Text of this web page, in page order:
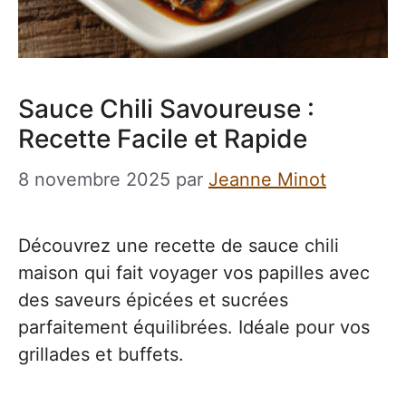
Sauce Chili Savoureuse :
Recette Facile et Rapide
8 novembre 2025 par Jeanne Minot
Découvrez une recette de sauce chili
maison qui fait voyager vos papilles avec
des saveurs épicées et sucrées
parfaitement équilibrées. Idéale pour vos
grillades et buffets.